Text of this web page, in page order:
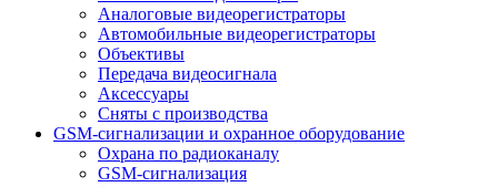
Аналоговые видеорегистраторы
Автомобильные видеорегистраторы
Объективы
Передача видеосигнала
Аксессуары
Сняты с производства
GSM-сигнализации и охранное оборудование
Охрана по радиоканалу
GSM-сигнализация